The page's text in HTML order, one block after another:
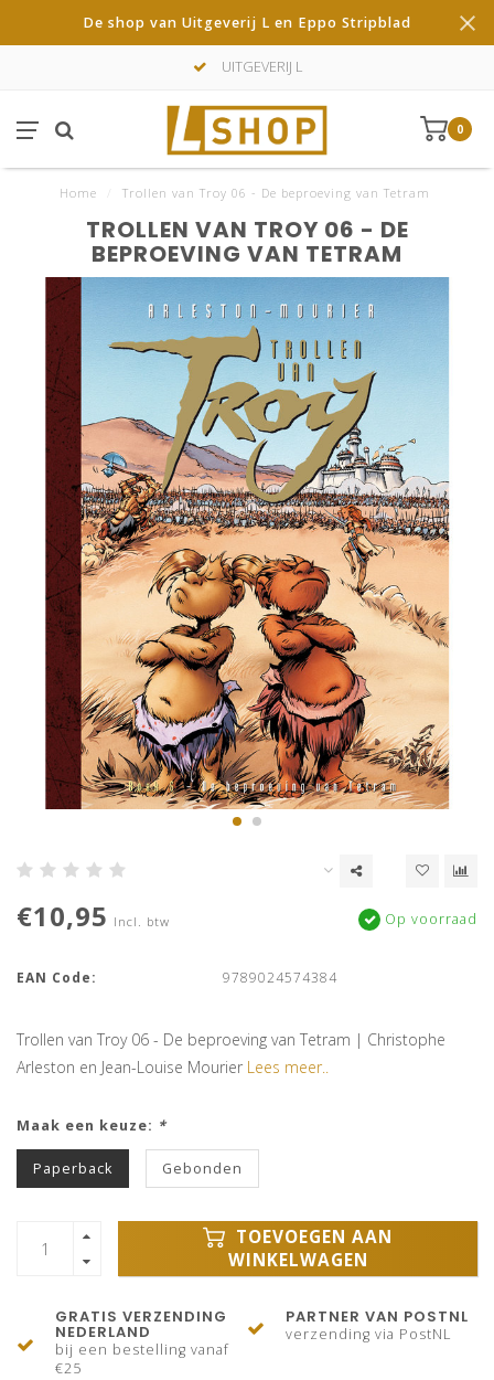
De shop van Uitgeverij L en Eppo Stripblad
UITGEVERIJ L
0
Home Trollen van Troy 06 - De beproeving van Tetram
TROLLEN VAN TROY 06 - DE
BEPROEVING VAN TETRAM
€10,95 Incl. btw Op voorraad
EAN Code: 9789024574384
Trollen van Troy 06 - De beproeving van Tetram | Christophe
Arleston en Jean-Louise Mourier Lees meer..
Maak een keuze: *
Paperback Gebonden
TOEVOEGEN AAN
WINKELWAGEN
GRATIS VERZENDING
NEDERLAND
bij een bestelling vanaf
€25
PARTNER VAN POSTNL
verzending via PostNL